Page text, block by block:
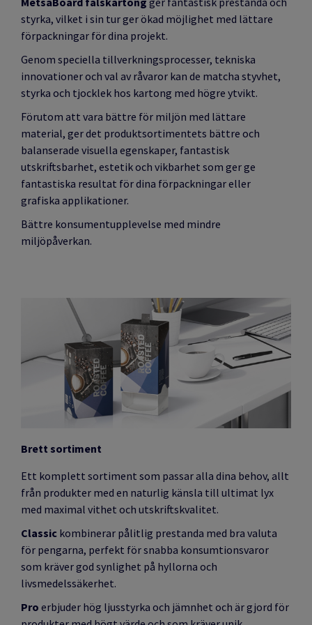
styrka, vilket i sin tur ger ökad möjlighet med lättare
förpackningar för dina projekt.
Genom speciella tillverkningsprocesser, tekniska
innovationer och val av råvaror kan de matcha styvhet,
styrka och tjocklek hos kartong med högre ytvikt.
Förutom att vara bättre för miljön med lättare
material, ger det produktsortimentets bättre och
balanserade visuella egenskaper, fantastisk
utskriftsbarhet, estetik och vikbarhet som ger ge
fantastiska resultat för dina förpackningar eller
grafiska applikationer.
Bättre konsumentupplevelse med mindre
miljöpåverkan.
Brett sortiment
Ett komplett sortiment som passar alla dina behov, allt
från produkter med en naturlig känsla till ultimat lyx
med maximal vithet och utskriftskvalitet.
Classic kombinerar pålitlig prestanda med bra valuta
för pengarna, perfekt för snabba konsumtionsvaror
som kräver god synlighet på hyllorna och
livsmedelssäkerhet.
Pro erbjuder hög ljusstyrka och jämnhet och är gjord för